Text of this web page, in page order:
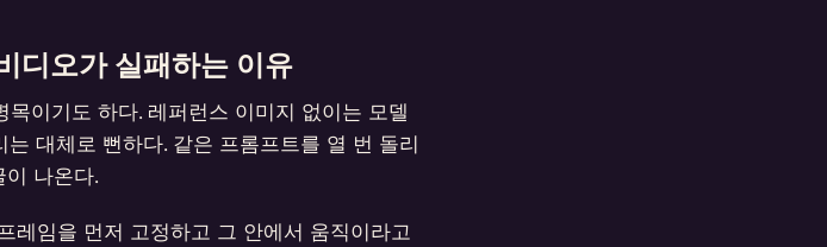
디오가 실패하는 이유
이기도 하다. 레퍼런스 이미지 없이는 모델
대체로 뻔하다. 같은 프롬프트를 열 번 돌리
나온다.
레임을 먼저 고정하고 그 안에서 움직이라고